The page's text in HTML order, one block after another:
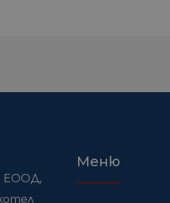
ЕООД,
Меню